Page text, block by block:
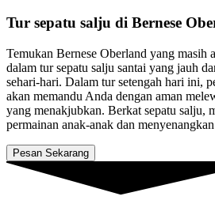
Tur sepatu salju di Bernese
Temukan Bernese Oberland yang masih
dalam tur sepatu salju santai yang jauh
sehari-hari. Dalam tur setengah hari ini,
akan memandu Anda dengan aman
yang menakjubkan. Berkat sepatu salju,
permainan anak-anak dan
Pesan Sekarang